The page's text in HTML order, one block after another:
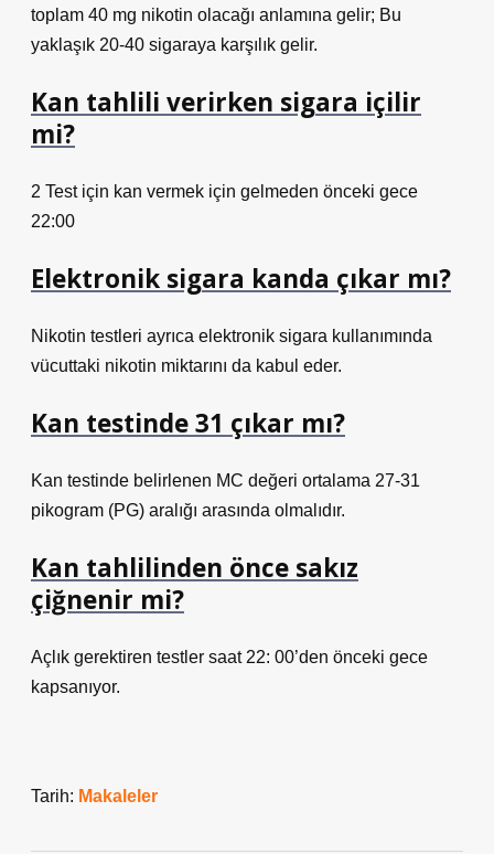
toplam 40 mg nikotin olacağı anlamına gelir; Bu
yaklaşık 20-40 sigaraya karşılık gelir.
Kan tahlili verirken sigara içilir
mi?
2 Test için kan vermek için gelmeden önceki gece
22:00
Elektronik sigara kanda çıkar mı?
Nikotin testleri ayrıca elektronik sigara kullanımında
vücuttaki nikotin miktarını da kabul eder.
Kan testinde 31 çıkar mı?
Kan testinde belirlenen MC değeri ortalama 27-31
pikogram (PG) aralığı arasında olmalıdır.
Kan tahlilinden önce sakız
çiğnenir mi?
Açlık gerektiren testler saat 22: 00’den önceki gece
kapsanıyor.
Tarih: Makaleler